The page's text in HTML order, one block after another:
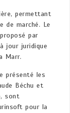
permettant
de marché. Le
par
jour juridique
Marr.
présenté les
Béchu et
sont
pour la